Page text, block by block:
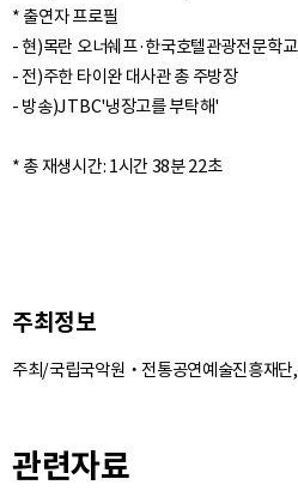
* 출연자 프로필
- 현)목란 오너쉐프·한국호텔관광전문학
- 전)주한 타이완 대사관 총 주방장
- 방송)JTBC'냉장고를 부탁해'
* 총 재생시간: 1시간 38분 22초
주최정보
주최/국립국악원‧전통공연예술진흥재
관련자료